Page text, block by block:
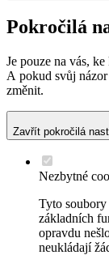
Pokročilá
Je pouze na vás,
A pokud svůj
změnit.
Zavřít pokročilá
Nezbytné
Tyto
základních
opravdu
neukládají